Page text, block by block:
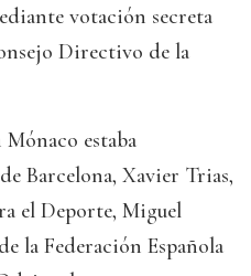
votación secreta
Directivo de la
estaba
Barcelona, Xavier Trias,
el Deporte, Miguel
la Federación Española